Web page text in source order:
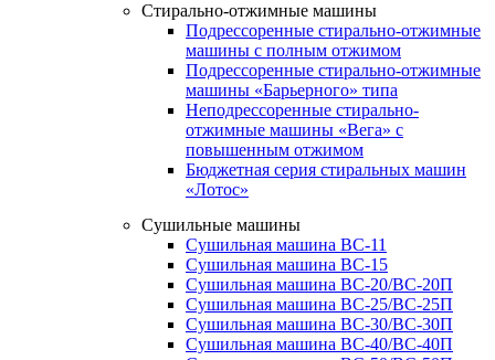
Стирально-отжимные машины
Подрессоренные стирально-отжимные
машины с полным отжимом
Подрессоренные стирально-отжимные
машины «Барьерного» типа
Неподрессоренные стирально-
отжимные машины «Вега» с
повышенным отжимом
Бюджетная серия стиральных машин
«Лотос»
Сушильные машины
Сушильная машина ВС-11
Сушильная машина ВС-15
Сушильная машина ВС-20/ВС-20П
Сушильная машина ВС-25/ВС-25П
Сушильная машина ВС-30/ВС-30П
Сушильная машина ВС-40/ВС-40П